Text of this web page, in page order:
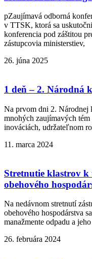
pZaujímavá odborná
v TTSK, ktorá sa
konferencia pod záštitou
zástupcovia ministerstiev,
26. júna 2025
1 deň – 2. Národná
Na prvom dni 2. Národnej
mnohých zaujímavých
inováciách, udržateľnom
11. marca 2024
Stretnutie klastrov k
obehového
Na nedávnom stretnutí
obehového hospodárstva
manažmente odpadu a
26. februára 2024